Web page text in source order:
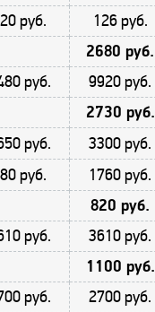
руб. 126 руб.
2680 руб.
руб. 9920 руб.
2730 руб.
руб.
3300 руб.
руб. 1760 руб.
820 руб.
руб. 3610 руб.
1100 руб.
руб. 2700 руб.